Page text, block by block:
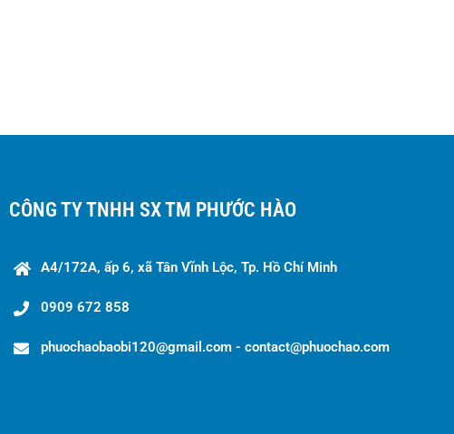
CÔNG TY TNHH SX TM PHƯỚC HÀO
A4/172A, ấp 6, xã Tân Vĩnh Lộc, Tp. Hồ Chí Minh
0909 672 858
phuochaobaobi120@gmail.com - contact@phuochao.com